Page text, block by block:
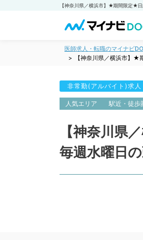
医師求人・転職のマイナビ
【神奈川県／横浜市】
非常勤(アルバイト)求人
人気エリア 駅近・徒歩
【神奈川
毎週水曜日